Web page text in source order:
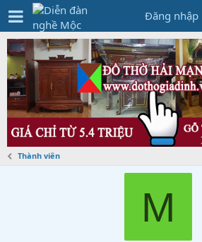
Đăng nhập
Thành viên
M